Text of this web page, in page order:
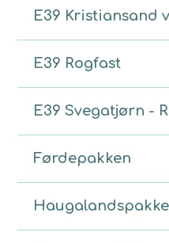
E39 Kristiansand
E39 Rogfast
E39 Svegatjørn -
Førdepakken